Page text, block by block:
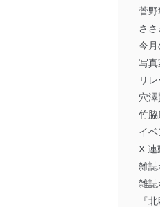
菅野
さ
今月
写真
リ
穴
竹脇
イ
X 連
雑誌
雑
『